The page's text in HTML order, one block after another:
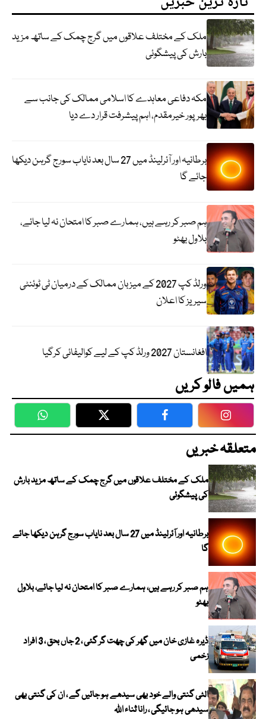
ملک کے مختلف علاقوں میں گرج چمک کے ساتھ مزید
بارش کی پیشگوئی
مکہ دفاعی معاہدے کا اسلامی ممالک کی جانب سے
بھرپور خیرمقدم، اہم پیشرفت قرار دے دیا
برطانیہ اور آئرلینڈ میں 27 سال بعد نایاب سورج گرہن دیکھا
جائے گا
ہم صبر کر رہے ہیں، ہمارے صبر کا امتحان نہ لیا جائے،
بلاول بھٹو
ورلڈ کپ 2027 کے میزبان ممالک کے درمیان ٹی ٹوئنٹی
سیریز کا اعلان
افغانستان 2027 ورلڈ کپ کے لیے کوالیفائی کرگیا
ہمیں فالو کریں
WhatsApp Twitter Facebook
متعلقہ خبریں
ملک کے مختلف علاقوں میں گرج چمک کے ساتھ مزید بارش
کی پیشگوئی
برطانیہ اور آئرلینڈ میں 27 سال بعد نایاب سورج گرہن دیکھا جائے
گا
ہم صبر کر رہے ہیں، ہمارے صبر کا امتحان نہ لیا جائے، بلاول
بھٹو
ڈیرہ غازی خان میں گھر کی چھت گر گئی ، 2 جاں بحق ، 3 افراد
زخمی
الٹی گنتی والے خود بھی سیدھے ہو جائیں گے ، ان کی گنتی بھی
سیدھی ہو جائیگی ، رانا ثناء اللہ